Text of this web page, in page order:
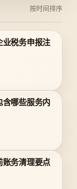
按时间排序
业税务申报注
含哪些服务内
账务清理要点